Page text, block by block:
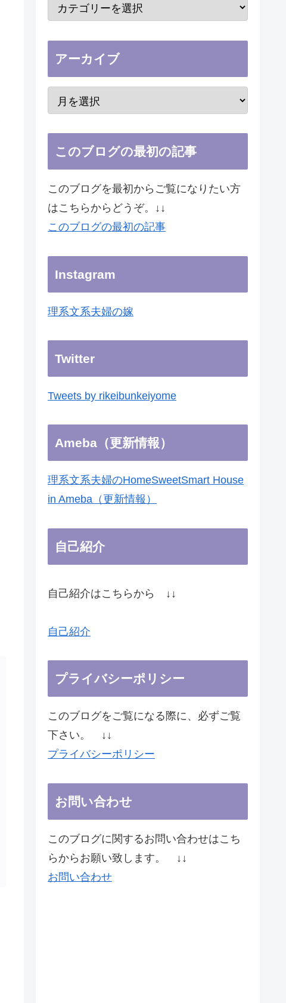
アーカイブ
このブログの最初の記事
このブログを最初からご覧になりたい方
はこちらからどうぞ。↓↓
このブログの最初の記事
Instagram
理系文系夫婦の嫁
Twitter
Tweets by rikeibunkeiyome
Ameba（更新情報）
理系文系夫婦のHomeSweetSmart House
in Ameba（更新情報）
自己紹介
自己紹介はこちらから ↓↓
自己紹介
プライバシーポリシー
このブログをご覧になる際に、必ずご覧
下さい。 ↓↓
プライバシーポリシー
お問い合わせ
このブログに関するお問い合わせはこち
らからお願い致します。 ↓↓
お問い合わせ